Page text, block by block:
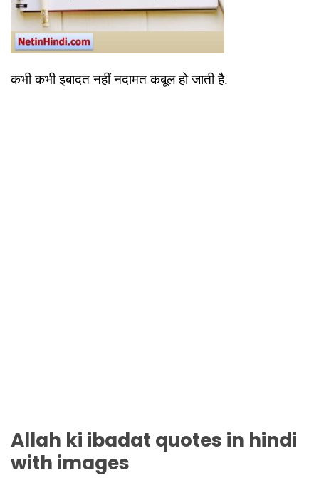
कभी कभी इबादत नहीं नदामत कबूल हो जाती है.
Allah ki ibadat quotes in hindi
with images